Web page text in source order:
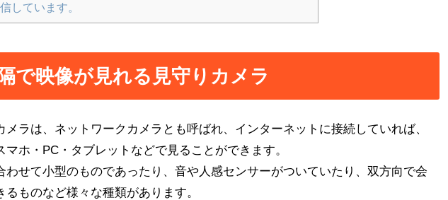
しています。
で映像が見れる見守りカメラ
メラは、ネットワークカメラとも呼ばれ、インターネットに接続していれば、
マホ・PC・タブレットなどで見ることができます。
わせて小型のものであったり、音や人感センサーがついていたり、双方向で会
るものなど様々な種類があります。